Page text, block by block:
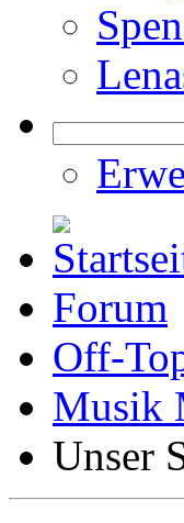
Forum
Off-
Musik
Unser